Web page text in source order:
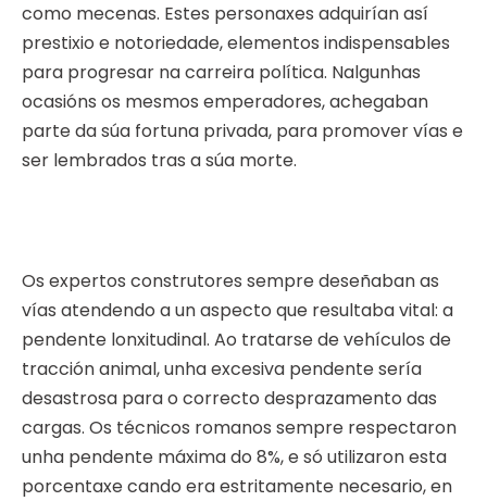
como mecenas. Estes personaxes adquirían así
prestixio e notoriedade, elementos indispensables
para progresar na carreira política. Nalgunhas
ocasións os mesmos emperadores, achegaban
parte da súa fortuna privada, para promover vías e
ser lembrados tras a súa morte.
Os expertos construtores sempre deseñaban as
vías atendendo a un aspecto que resultaba vital: a
pendente lonxitudinal. Ao tratarse de vehículos de
tracción animal, unha excesiva pendente sería
desastrosa para o correcto desprazamento das
cargas. Os técnicos romanos sempre respectaron
unha pendente máxima do 8%, e só utilizaron esta
porcentaxe cando era estritamente necesario, en